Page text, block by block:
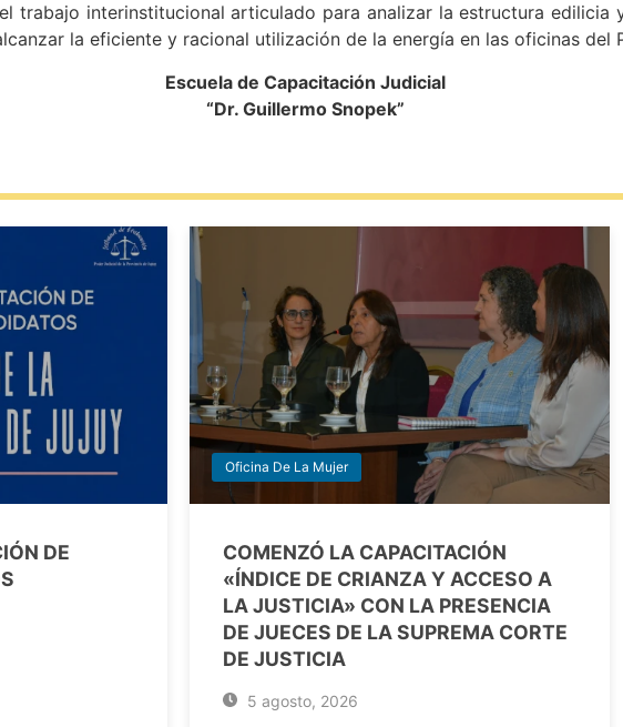
trabajo interinstitucional articulado para analizar la estructura edilicia
la eficiente y racional utilización de la energía en las oficinas del
Escuela de Capacitación Judicial
“Dr. Guillermo Snopek”
DE
Oficina De La Mujer
COMENZÓ LA CAPACITACIÓN
«ÍNDICE DE CRIANZA Y ACCESO A
LA JUSTICIA» CON LA PRESENCIA
DE JUECES DE LA SUPREMA CORTE
DE JUSTICIA
5 agosto, 2026